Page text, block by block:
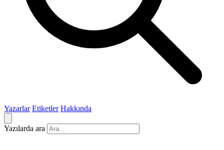
Yazarlar Etiketler Hakkında
Yazılarda ara